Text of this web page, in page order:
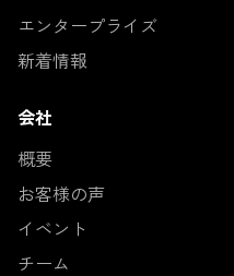
エンタープライズ
新着情報
会社
概要
お客様の声
イベント
チーム